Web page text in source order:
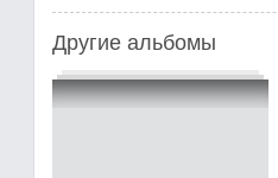
Другие альбомы